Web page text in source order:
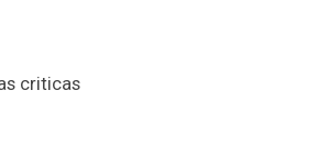
criticas